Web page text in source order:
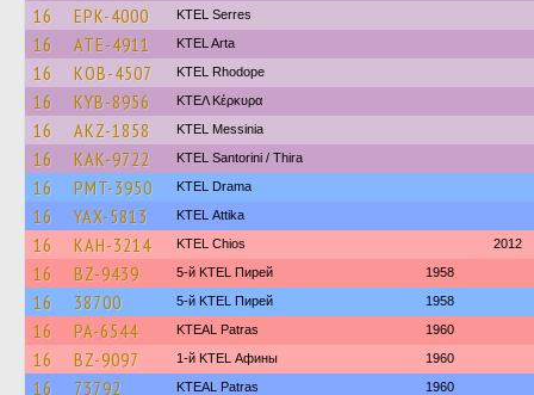
16 EPK-4000 KTEL Serres
16 ATE-4911 KTEL Arta
16 KOB-4507 KTEL Rhodope
16 KYB-8956 ΚΤΕΛ Κέρκυρα
16 AKZ-1858 KTEL Messinia
16 KAK-9722 KTEL Santorini / Thira
16 PMT-3950 KTEL Drama
16 YAX-5813 KΤΕL Αttika
16 KAH-3214 KTEL Chios 2012
16 BZ-9439 5-й KTEL Пирей 1958
16 38700 5-й KTEL Пирей 1958
16 PA-6544 KTEAL Patras 1960
16 BZ-9097 1-й KTEL Афины 1960
16 73792 KTEAL Patras 1960